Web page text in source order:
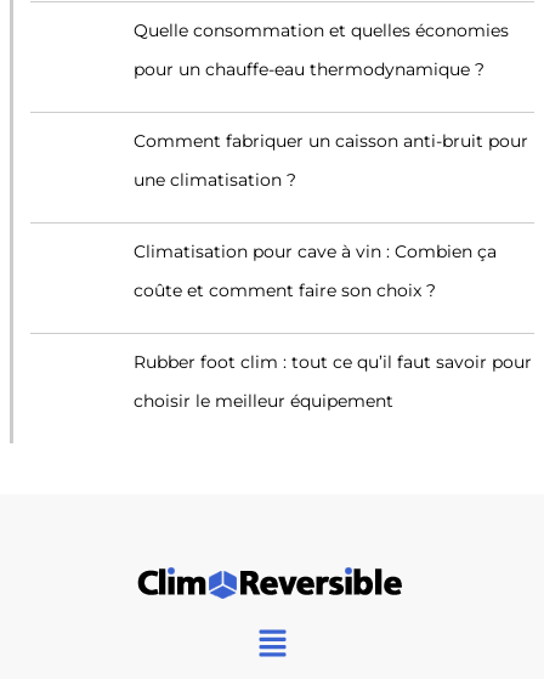
Quelle consommation et quelles économies
pour un chauffe-eau thermodynamique ?
Comment fabriquer un caisson anti-bruit pour
une climatisation ?
Climatisation pour cave à vin : Combien ça
coûte et comment faire son choix ?
Rubber foot clim : tout ce qu’il faut savoir pour
choisir le meilleur équipement
Main